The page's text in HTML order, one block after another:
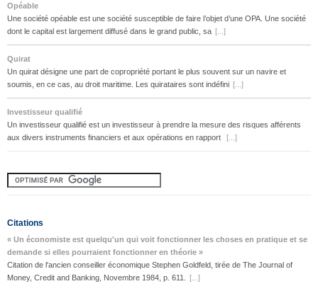
Opéable
Une société opéable est une société susceptible de faire l’objet d’une OPA. Une société
dont le capital est largement diffusé dans le grand public, sa [...]
Quirat
Un quirat désigne une part de copropriété portant le plus souvent sur un navire et
soumis, en ce cas, au droit maritime. Les quirataires sont indéfini [...]
Investisseur qualifié
Un investisseur qualifié est un investisseur à prendre la mesure des risques afférents
aux divers instruments financiers et aux opérations en rapport
[...]
Citations
« Un économiste est quelqu'un qui voit fonctionner les choses en pratique et se
demande si elles pourraient fonctionner en théorie »
Citation de l'ancien conseiller économique Stephen Goldfeld, tirée de The Journal of
Money, Credit and Banking, Novembre 1984, p. 611.
[...]